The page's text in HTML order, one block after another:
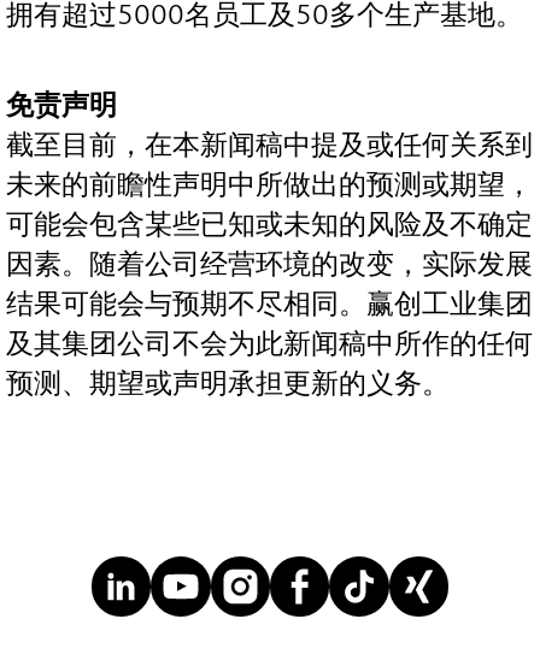
拥有超过5000名员工及50多个生产基地。
免责声明
截至目前，在本新闻稿中提及或任何关系到
未来的前瞻性声明中所做出的预测或期望，
可能会包含某些已知或未知的风险及不确定
因素。随着公司经营环境的改变，实际发展
结果可能会与预期不尽相同。赢创工业集团
及其集团公司不会为此新闻稿中所作的任何
预测、期望或声明承担更新的义务。